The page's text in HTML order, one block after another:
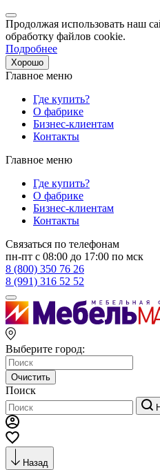
Продолжая использовать наш
обработку файлов cookie.
Подробнее
Хорошо
Главное меню
Где купить?
О фабрике
Бизнес-клиентам
Контакты
Главное меню
Где купить?
О фабрике
Бизнес-клиентам
Контакты
Связаться по телефонам
пн-пт с 08:00 до 17:00 по мск
8 (800) 350 76 26
8 (991) 316 52 52
Выберите город:
Очистить
Поиск
Назад